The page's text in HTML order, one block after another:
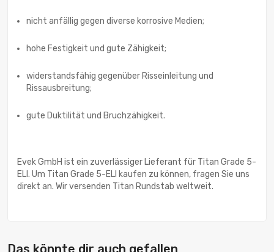
nicht anfällig gegen diverse korrosive Medien;
hohe Festigkeit und gute Zähigkeit;
widerstandsfähig gegenüber Risseinleitung und
Rissausbreitung;
gute Duktilität und Bruchzähigkeit.
Evek GmbH ist ein zuverlässiger Lieferant für Titan Grade 5-
ELI. Um Titan Grade 5-ELI kaufen zu können, fragen Sie uns
direkt an. Wir versenden Titan Rundstab weltweit.
Das könnte dir auch gefallen